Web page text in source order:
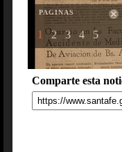
PAGINAS
1 2 3 4 5
Comparte esta